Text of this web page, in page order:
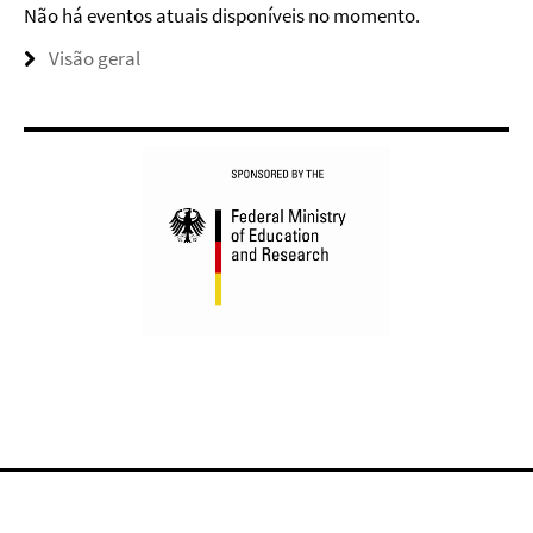
Não há eventos atuais disponíveis no momento.
Visão geral